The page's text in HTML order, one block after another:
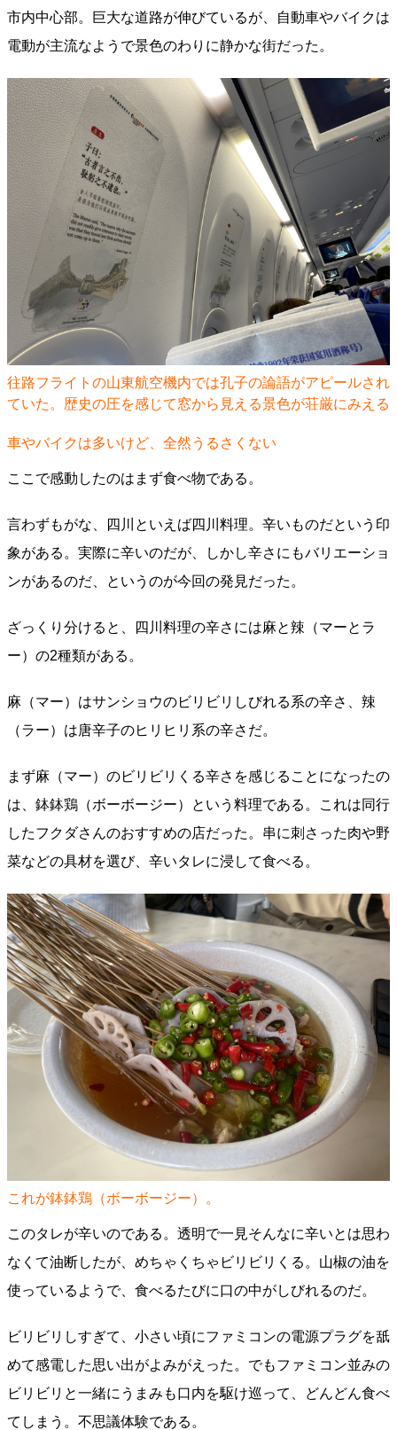
市内中心部。巨大な道路が伸びているが、自動車やバイクは
電動が主流なようで景色のわりに静かな街だった。
往路フライトの山東航空機内では孔子の論語がアピールされ
ていた。歴史の圧を感じて窓から見える景色が荘厳にみえる
車やバイクは多いけど、全然うるさくない
ここで感動したのはまず食べ物である。
言わずもがな、四川といえば四川料理。辛いものだという印
象がある。実際に辛いのだが、しかし辛さにもバリエーショ
ンがあるのだ、というのが今回の発見だった。
ざっくり分けると、四川料理の辛さには麻と辣（マーとラ
ー）の2種類がある。
麻（マー）はサンショウのビリビリしびれる系の辛さ、辣
（ラー）は唐辛子のヒリヒリ系の辛さだ。
まず麻（マー）のビリビリくる辛さを感じることになったの
は、鉢鉢鶏（ボーボージー）という料理である。これは同行
したフクダさんのおすすめの店だった。串に刺さった肉や野
菜などの具材を選び、辛いタレに浸して食べる。
これが鉢鉢鶏（ボーボージー）。
このタレが辛いのである。透明で一見そんなに辛いとは思わ
なくて油断したが、めちゃくちゃビリビリくる。山椒の油を
使っているようで、食べるたびに口の中がしびれるのだ。
ビリビリしすぎて、小さい頃にファミコンの電源プラグを舐
めて感電した思い出がよみがえった。でもファミコン並みの
ビリビリと一緒にうまみも口内を駆け巡って、どんどん食べ
てしまう。不思議体験である。